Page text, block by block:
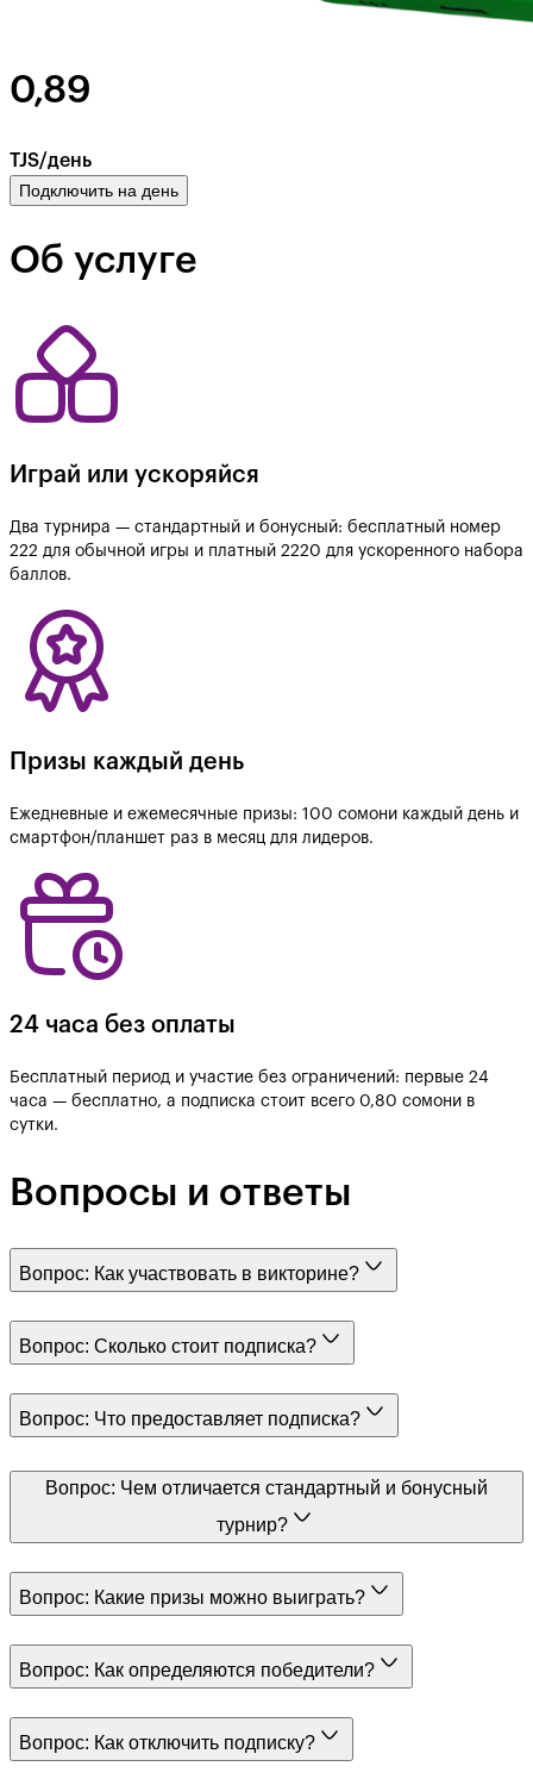
0,89
TJS/день
Подключить на день
Об услуге
Играй или ускоряйся
Два турнира — стандартный и бонусный: бесплатный номер
222 для обычной игры и платный 2220 для ускоренного набора
баллов.
Призы каждый день
Ежедневные и ежемесячные призы: 100 сомони каждый день и
смартфон/планшет раз в месяц для лидеров.
24 часа без оплаты
Бесплатный период и участие без ограничений: первые 24
часа — бесплатно, а подписка стоит всего 0,80 сомони в
сутки.
Вопросы и ответы
Вопрос: Как участвовать в викторине?
Вопрос: Сколько стоит подписка?
Вопрос: Что предоставляет подписка?
Вопрос: Чем отличается стандартный и бонусный
турнир?
Вопрос: Какие призы можно выиграть?
Вопрос: Как определяются победители?
Вопрос: Как отключить подписку?